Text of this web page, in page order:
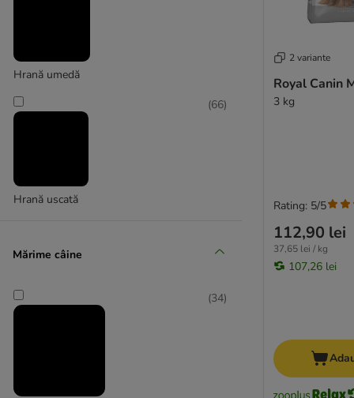
Diabet
Hill's Prescription Diet Canine
Purina Veterinary Diets
★ Rocco Diet Care
★ Concept for Life
RINTI Canine (Reddy) Dietă specială
Hrană umedă
Hrană uscată
(66)
Mărime câine
(34)
2 variante
Royal Canin
3 kg
112,90 lei
37,65 lei / kg
107,26 lei
Rating: 5/5